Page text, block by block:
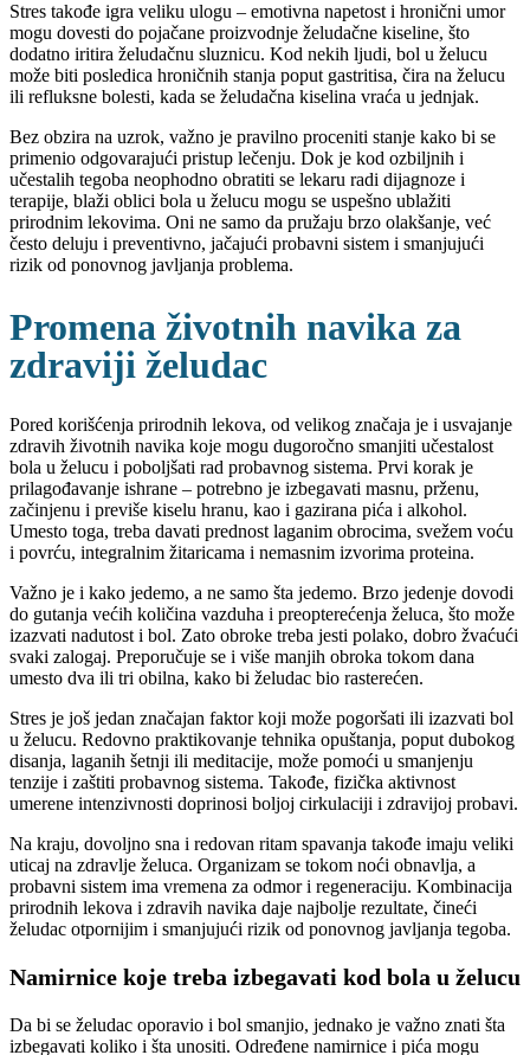
Stres takođe igra veliku ulogu – emotivna napetost i hronični umor
mogu dovesti do pojačane proizvodnje želudačne kiseline, što
dodatno iritira želudačnu sluznicu. Kod nekih ljudi, bol u želucu
može biti posledica hroničnih stanja poput gastritisa, čira na želucu
ili refluksne bolesti, kada se želudačna kiselina vraća u jednjak.
Bez obzira na uzrok, važno je pravilno proceniti stanje kako bi se
primenio odgovarajući pristup lečenju. Dok je kod ozbiljnih i
učestalih tegoba neophodno obratiti se lekaru radi dijagnoze i
terapije, blaži oblici bola u želucu mogu se uspešno ublažiti
prirodnim lekovima. Oni ne samo da pružaju brzo olakšanje, već
često deluju i preventivno, jačajući probavni sistem i smanjujući
rizik od ponovnog javljanja problema.
Promena životnih navika za
zdraviji želudac
Pored korišćenja prirodnih lekova, od velikog značaja je i usvajanje
zdravih životnih navika koje mogu dugoročno smanjiti učestalost
bola u želucu i poboljšati rad probavnog sistema. Prvi korak je
prilagođavanje ishrane – potrebno je izbegavati masnu, prženu,
začinjenu i previše kiselu hranu, kao i gazirana pića i alkohol.
Umesto toga, treba davati prednost laganim obrocima, svežem voću
i povrću, integralnim žitaricama i nemasnim izvorima proteina.
Važno je i kako jedemo, a ne samo šta jedemo. Brzo jedenje dovodi
do gutanja većih količina vazduha i preopterećenja želuca, što može
izazvati nadutost i bol. Zato obroke treba jesti polako, dobro žvaćući
svaki zalogaj. Preporučuje se i više manjih obroka tokom dana
umesto dva ili tri obilna, kako bi želudac bio rasterećen.
Stres je još jedan značajan faktor koji može pogoršati ili izazvati bol
u želucu. Redovno praktikovanje tehnika opuštanja, poput dubokog
disanja, laganih šetnji ili meditacije, može pomoći u smanjenju
tenzije i zaštiti probavnog sistema. Takođe, fizička aktivnost
umerene intenzivnosti doprinosi boljoj cirkulaciji i zdravijoj probavi.
Na kraju, dovoljno sna i redovan ritam spavanja takođe imaju veliki
uticaj na zdravlje želuca. Organizam se tokom noći obnavlja, a
probavni sistem ima vremena za odmor i regeneraciju. Kombinacija
prirodnih lekova i zdravih navika daje najbolje rezultate, čineći
želudac otpornijim i smanjujući rizik od ponovnog javljanja tegoba.
Namirnice koje treba izbegavati kod bola u želucu
Da bi se želudac oporavio i bol smanjio, jednako je važno znati šta
izbegavati koliko i šta unositi. Određene namirnice i pića mogu